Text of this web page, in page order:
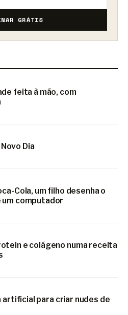
GRÁTIS
feita à mão, com
Dia
Cola, um filho desenha o
computador
e colágeno numa receita
para criar nudes de